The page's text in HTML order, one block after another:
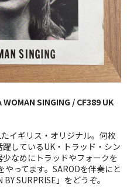
）
WOMAN SINGING / CF389 UK
イギリス・オリジナル。何枚
しているUK・トラッド・シン
なめにトラッドやフォークを
ってます。SARODを伴奏にと
SURPRISE」をどうぞ。